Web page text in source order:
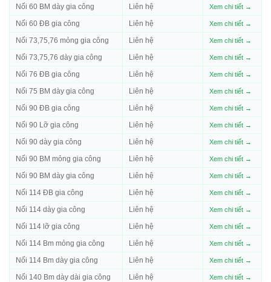
Nối 60 BM dày gia công Liên hệ Xem chi tiết →
Nối 60 ĐB gia công Liên hệ Xem chi tiết →
Nối 73,75,76 mỏng gia công Liên hệ Xem chi tiết →
Nối 73,75,76 dày gia công Liên hệ Xem chi tiết →
Nối 76 ĐB gia công Liên hệ Xem chi tiết →
Nối 75 BM dày gia công Liên hệ Xem chi tiết →
Nối 90 ĐB gia công Liên hệ Xem chi tiết →
Nối 90 Lỡ gia công Liên hệ Xem chi tiết →
Nối 90 dày gia công Liên hệ Xem chi tiết →
Nối 90 BM mỏng gia công Liên hệ Xem chi tiết →
Nối 90 BM dày gia công Liên hệ Xem chi tiết →
Nối 114 ĐB gia công Liên hệ Xem chi tiết →
Nối 114 dày gia công Liên hệ Xem chi tiết →
Nối 114 lỡ gia công Liên hệ Xem chi tiết →
Nối 114 Bm mỏng gia công Liên hệ Xem chi tiết →
Nối 114 Bm dày gia công Liên hệ Xem chi tiết →
Nối 140 Bm dày dài gia công Liên hệ Xem chi tiết →